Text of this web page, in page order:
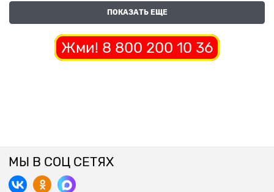
ПОКАЗАТЬ ЕЩЕ
Жми! 8 800 200 10 36
МЫ В СОЦ СЕТЯХ